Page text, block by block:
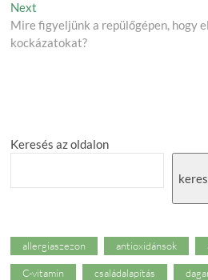
Next
post:
Mire figyeljünk a repülőgépen, hogy
kockázatokat?
Keresés az oldalon
allergiaszezon antioxidánsok
C-vitamin családalapítás